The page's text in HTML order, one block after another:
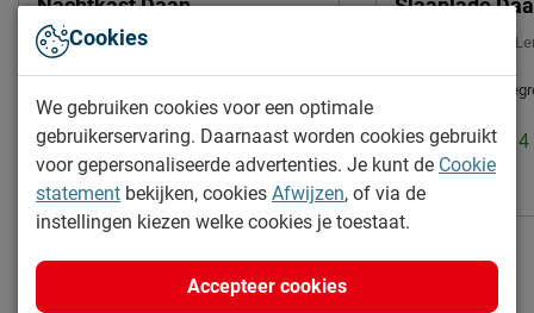
Nachtkast Daan
Uitvoering: 2 laden
168.95
Slaaplade
niet
Levertijd: 2 tot 4
249.-
Cookies
We gebruiken cookies voor een optimale
gebruikerservaring. Daarnaast worden cookies gebruikt
voor gepersonaliseerde advertenties. Je kunt de Cookie
statement bekijken, cookies Afwijzen, of via de
instellingen kiezen welke cookies je toestaat.
Accepteer cookies